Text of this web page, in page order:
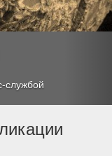
службой